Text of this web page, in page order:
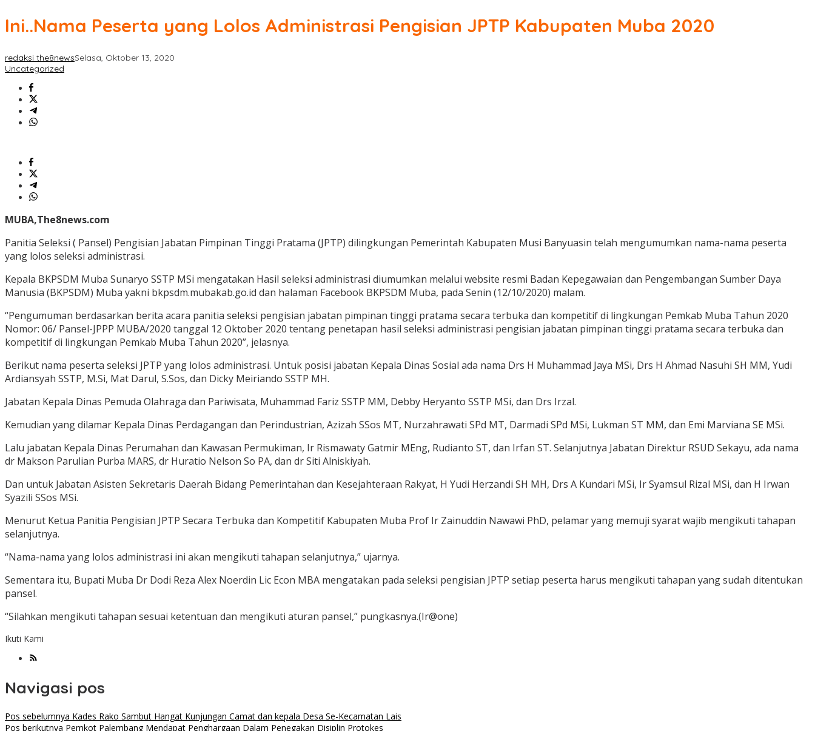
Ini..Nama Peserta yang Lolos Administrasi Pengisian JPTP Kabupaten Muba 2020
redaksi the8newsSelasa, Oktober 13, 2020
Uncategorized
MUBA,The8news.com
Panitia Seleksi ( Pansel) Pengisian Jabatan Pimpinan Tinggi Pratama (JPTP) dilingkungan Pemerintah Kabupaten Musi Banyuasin telah mengumumkan nama-nama peserta
yang lolos seleksi administrasi.
Kepala BKPSDM Muba Sunaryo SSTP MSi mengatakan Hasil seleksi administrasi diumumkan melalui website resmi Badan Kepegawaian dan Pengembangan Sumber Daya
Manusia (BKPSDM) Muba yakni bkpsdm.mubakab.go.id dan halaman Facebook BKPSDM Muba, pada Senin (12/10/2020) malam.
“Pengumuman berdasarkan berita acara panitia seleksi pengisian jabatan pimpinan tinggi pratama secara terbuka dan kompetitif di lingkungan Pemkab Muba Tahun 2020
Nomor: 06/ Pansel-JPPP MUBA/2020 tanggal 12 Oktober 2020 tentang penetapan hasil seleksi administrasi pengisian jabatan pimpinan tinggi pratama secara terbuka dan
kompetitif di lingkungan Pemkab Muba Tahun 2020”, jelasnya.
Berikut nama peserta seleksi JPTP yang lolos administrasi. Untuk posisi jabatan Kepala Dinas Sosial ada nama Drs H Muhammad Jaya MSi, Drs H Ahmad Nasuhi SH MM, Yudi
Ardiansyah SSTP, M.Si, Mat Darul, S.Sos, dan Dicky Meiriando SSTP MH.
Jabatan Kepala Dinas Pemuda Olahraga dan Pariwisata, Muhammad Fariz SSTP MM, Debby Heryanto SSTP MSi, dan Drs Irzal.
Kemudian yang dilamar Kepala Dinas Perdagangan dan Perindustrian, Azizah SSos MT, Nurzahrawati SPd MT, Darmadi SPd MSi, Lukman ST MM, dan Emi Marviana SE MSi.
Lalu jabatan Kepala Dinas Perumahan dan Kawasan Permukiman, Ir Rismawaty Gatmir MEng, Rudianto ST, dan Irfan ST. Selanjutnya Jabatan Direktur RSUD Sekayu, ada nama
dr Makson Parulian Purba MARS, dr Huratio Nelson So PA, dan dr Siti Alniskiyah.
Dan untuk Jabatan Asisten Sekretaris Daerah Bidang Pemerintahan dan Kesejahteraan Rakyat, H Yudi Herzandi SH MH, Drs A Kundari MSi, Ir Syamsul Rizal MSi, dan H Irwan
Syazili SSos MSi.
Menurut Ketua Panitia Pengisian JPTP Secara Terbuka dan Kompetitif Kabupaten Muba Prof Ir Zainuddin Nawawi PhD, pelamar yang memuji syarat wajib mengikuti tahapan
selanjutnya.
“Nama-nama yang lolos administrasi ini akan mengikuti tahapan selanjutnya,” ujarnya.
Sementara itu, Bupati Muba Dr Dodi Reza Alex Noerdin Lic Econ MBA mengatakan pada seleksi pengisian JPTP setiap peserta harus mengikuti tahapan yang sudah ditentukan
pansel.
“Silahkan mengikuti tahapan sesuai ketentuan dan mengikuti aturan pansel,” pungkasnya.(Ir@one)
Ikuti Kami
Navigasi pos
Pos sebelumnya Kades Rako Sambut Hangat Kunjungan Camat dan kepala Desa Se-Kecamatan Lais
Pos berikutnya Pemkot Palembang Mendapat Penghargaan Dalam Penegakan Disiplin Protokes